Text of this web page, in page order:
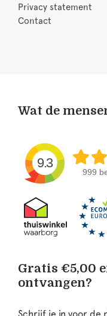
Privacy statement
Contact
Wat de
9.3
999
Gratis €5,00
ontvangen?